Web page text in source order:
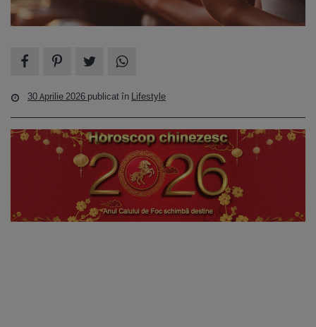
30 Aprilie 2026 publicat în Lifestyle